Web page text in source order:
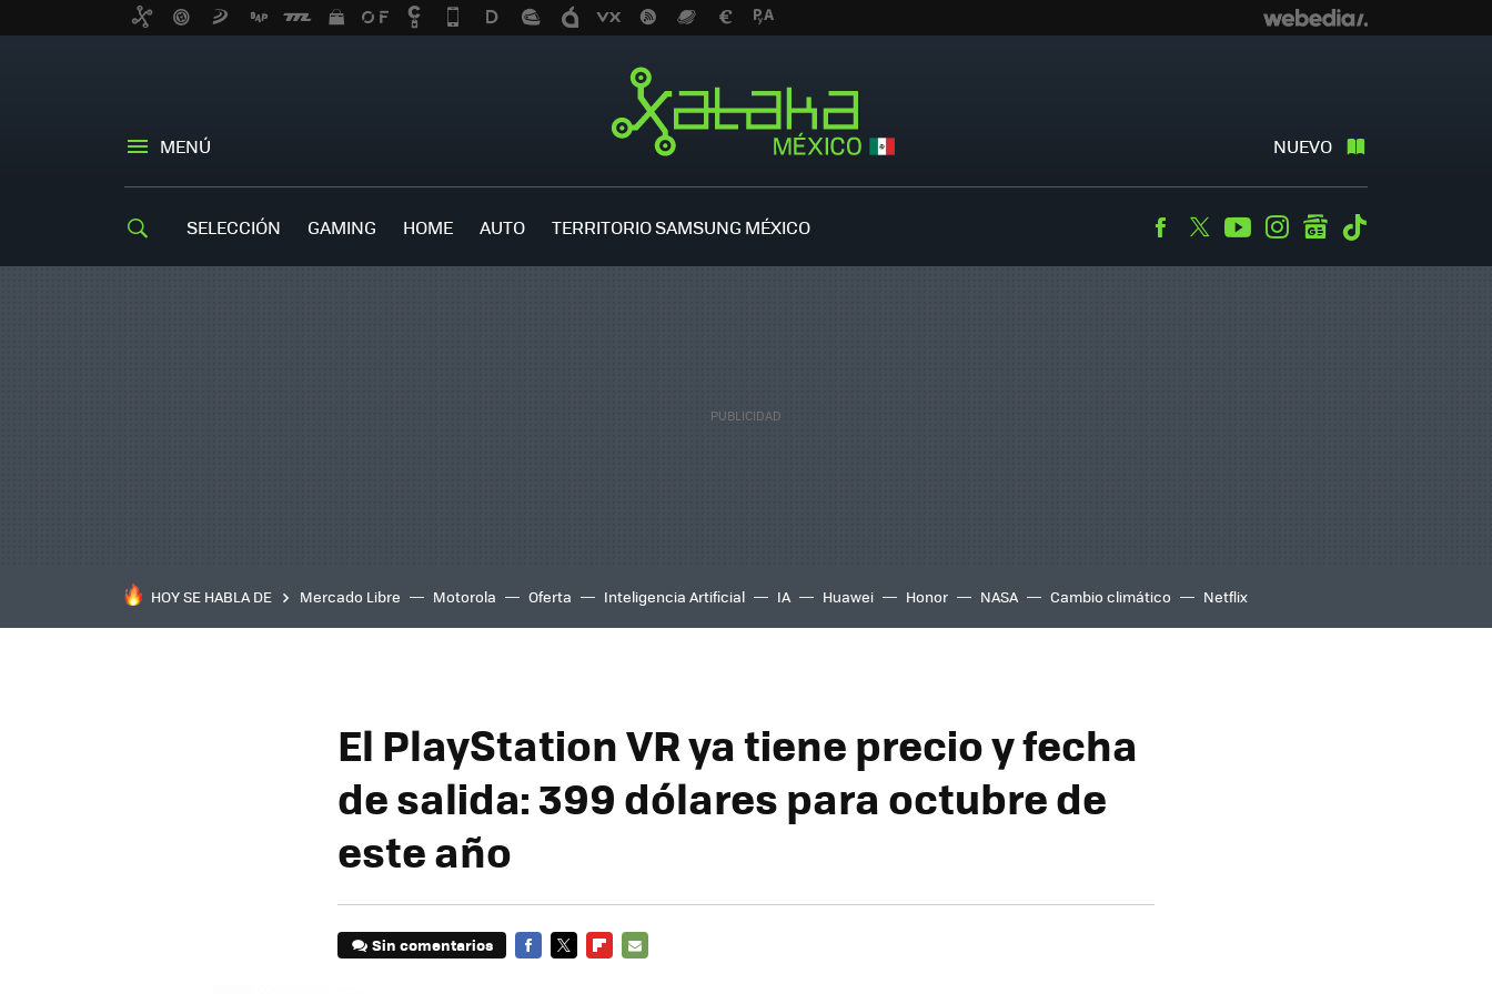
MENÚ NUEVO
SELECCIÓN GAMING HOME AUTO TERRITORIO SAMSUNG MÉXICO Facebook
TwitterYoutubeInstagramgooglenews
HOY SE HABLA DE Mercado Libre Motorola Oferta Inteligencia Artificial IA Huawei Honor NASA Cambio climático Netflix
El PlayStation VR ya tiene precio y fecha
de salida: 399 dólares para octubre de
este año
Sin comentarios